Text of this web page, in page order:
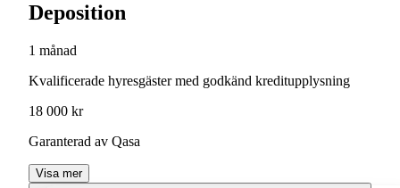
Deposition
1 månad
Kvalificerade hyresgäster med godkänd kreditupplysning
18 000 kr
Garanterad av Qasa
Visa mer